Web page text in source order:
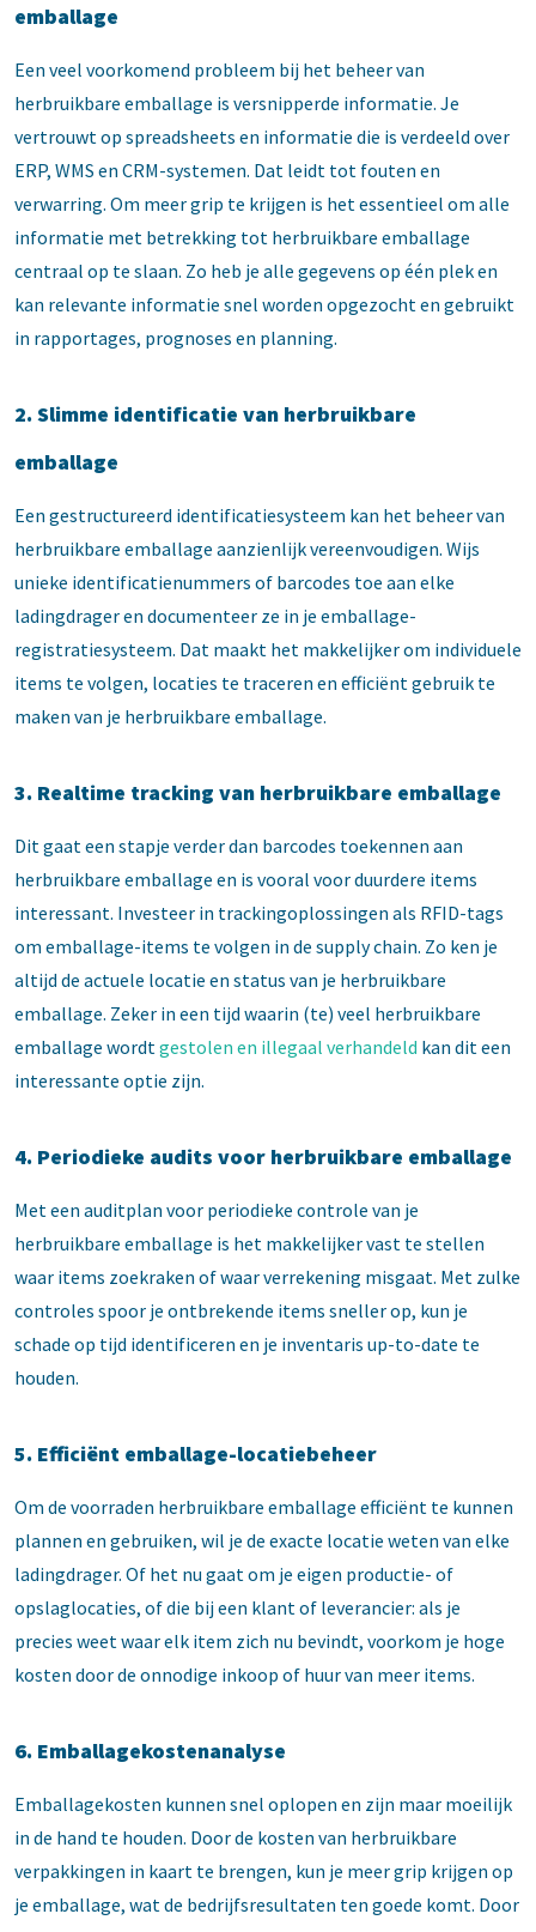
emballage
Een veel voorkomend probleem bij het beheer van
herbruikbare emballage is versnipperde informatie. Je
vertrouwt op spreadsheets en informatie die is verdeeld over
ERP, WMS en CRM-systemen. Dat leidt tot fouten en
verwarring. Om meer grip te krijgen is het essentieel om alle
informatie met betrekking tot herbruikbare emballage
centraal op te slaan. Zo heb je alle gegevens op één plek en
kan relevante informatie snel worden opgezocht en gebruikt
in rapportages, prognoses en planning.
2. Slimme identificatie van herbruikbare
emballage
Een gestructureerd identificatiesysteem kan het beheer van
herbruikbare emballage aanzienlijk vereenvoudigen. Wijs
unieke identificatienummers of barcodes toe aan elke
ladingdrager en documenteer ze in je emballage-
registratiesysteem. Dat maakt het makkelijker om individuele
items te volgen, locaties te traceren en efficiënt gebruik te
maken van je herbruikbare emballage.
3. Realtime tracking van herbruikbare emballage
Dit gaat een stapje verder dan barcodes toekennen aan
herbruikbare emballage en is vooral voor duurdere items
interessant. Investeer in trackingoplossingen als RFID-tags
om emballage-items te volgen in de supply chain. Zo ken je
altijd de actuele locatie en status van je herbruikbare
emballage. Zeker in een tijd waarin (te) veel herbruikbare
emballage wordt gestolen en illegaal verhandeld kan dit een
interessante optie zijn.
4. Periodieke audits voor herbruikbare emballage
Met een auditplan voor periodieke controle van je
herbruikbare emballage is het makkelijker vast te stellen
waar items zoekraken of waar verrekening misgaat. Met zulke
controles spoor je ontbrekende items sneller op, kun je
schade op tijd identificeren en je inventaris up-to-date te
houden.
5. Efficiënt emballage-locatiebeheer
Om de voorraden herbruikbare emballage efficiënt te kunnen
plannen en gebruiken, wil je de exacte locatie weten van elke
ladingdrager. Of het nu gaat om je eigen productie- of
opslaglocaties, of die bij een klant of leverancier: als je
precies weet waar elk item zich nu bevindt, voorkom je hoge
kosten door de onnodige inkoop of huur van meer items.
6. Emballagekostenanalyse
Emballagekosten kunnen snel oplopen en zijn maar moeilijk
in de hand te houden. Door de kosten van herbruikbare
verpakkingen in kaart te brengen, kun je meer grip krijgen op
je emballage, wat de bedrijfsresultaten ten goede komt. Door